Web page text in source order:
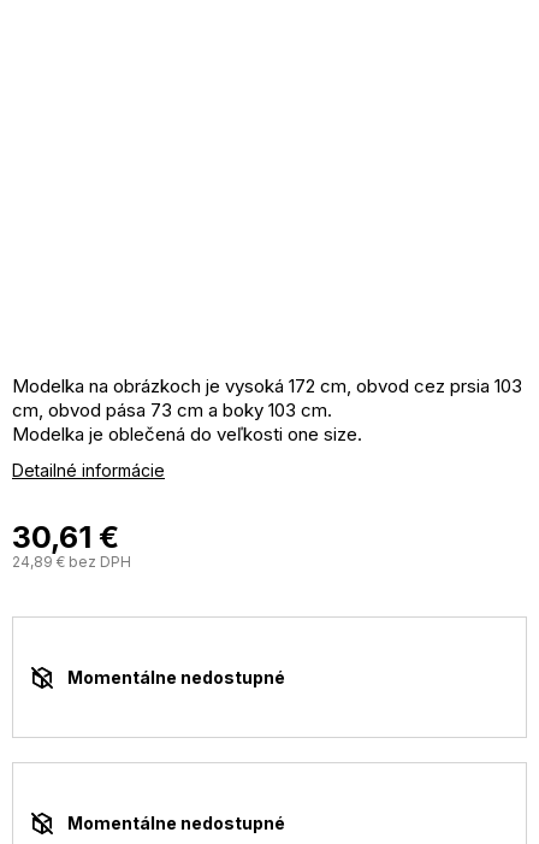
30,61 €
24,89 € bez DPH
Modelka na obrázkoch je vysoká 172 cm, obvod cez prsia 103
cm, obvod pása 73 cm a boky 103 cm.
Modelka je oblečená do veľkosti one size.
Detailné informácie
Momentálne nedostupné
Momentálne nedostupné